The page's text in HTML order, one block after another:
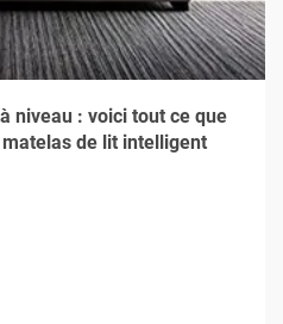
niveau : voici tout ce que
de lit intelligent